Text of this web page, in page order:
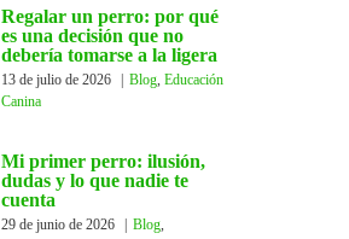
Regalar un perro: por qué
es una decisión que no
debería tomarse a la ligera
13 de julio de 2026 Blog,Educación
Canina
Mi primer perro: ilusión,
dudas y lo que nadie te
cuenta
29 de junio de 2026 Blog,